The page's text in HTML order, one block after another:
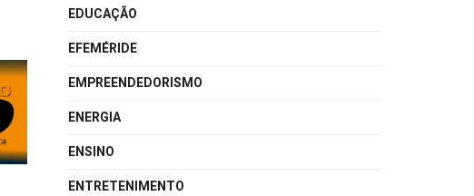
EDUCAÇÃO
EFEMÉRIDE
EMPREENDEDORISMO
ENERGIA
ENSINO
ENTRETENIMENTO